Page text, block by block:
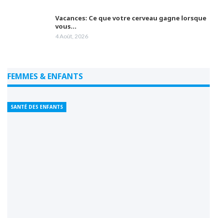
Vacances: Ce que votre cerveau gagne lorsque
vous…
4 Août, 2026
FEMMES & ENFANTS
SANTÉ DES ENFANTS